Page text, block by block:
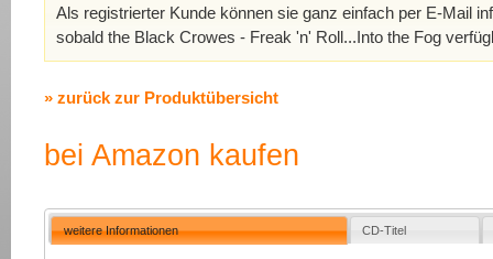
Als registrierter Kunde können sie ganz einfach per E-Mail
sobald the Black Crowes - Freak 'n' Roll...Into the Fog
» zurück zur Produktübersicht
bei Amazon kaufen
weitere Informationen CD-Titel